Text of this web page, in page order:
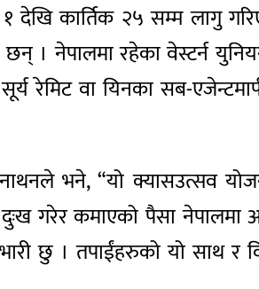
देखि कार्तिक २५ सम्म लागु
। नेपालमा रहेका वेस्टर्न
रेमिट वा यिनका सब-
भने, “यो क्यासउत्सव
दुःख गरेर कमाएको पैसा नेपालमा
छु । तपाईंहरुको यो साथ र